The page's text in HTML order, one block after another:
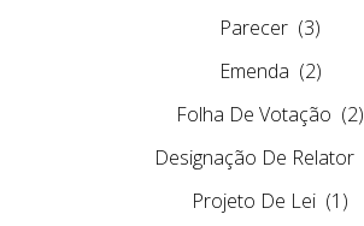
Parecer (3)
Emenda (2)
Folha De Votação (2)
Designação De Relator
Projeto De Lei (1)